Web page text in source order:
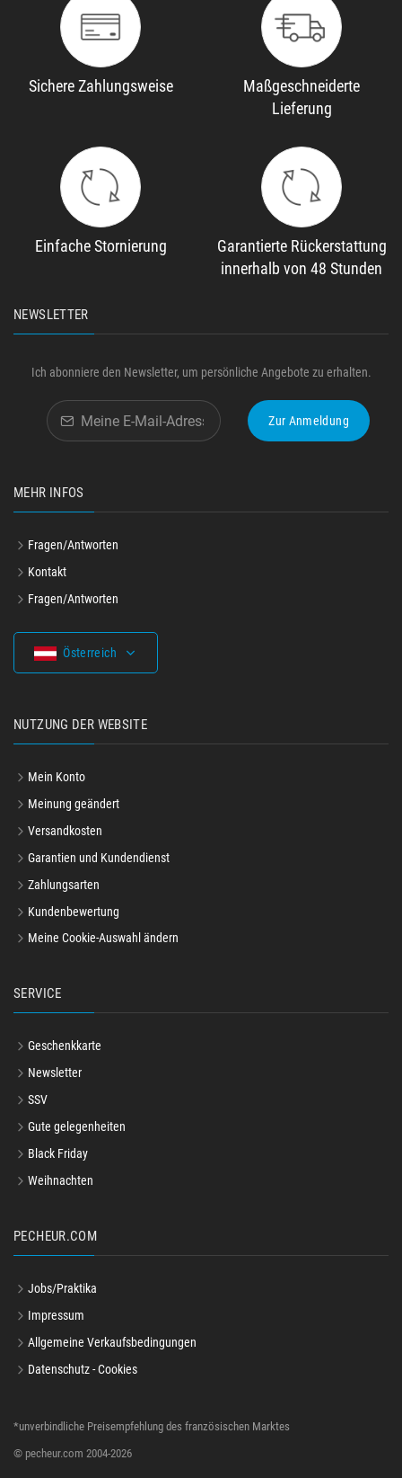
Sichere Zahlungsweise
Maßgeschneiderte
Lieferung
Einfache Stornierung
Garantierte Rückerstattung
innerhalb von 48 Stunden
NEWSLETTER
Ich abonniere den Newsletter, um persönliche Angebote zu erhalten.
Zur Anmeldung
MEHR INFOS
Fragen/Antworten
Kontakt
Fragen/Antworten
Österreich
NUTZUNG DER WEBSITE
Mein Konto
Meinung geändert
Versandkosten
Garantien und Kundendienst
Zahlungsarten
Kundenbewertung
Meine Cookie-Auswahl ändern
SERVICE
Geschenkkarte
Newsletter
SSV
Gute gelegenheiten
Black Friday
Weihnachten
PECHEUR.COM
Jobs/Praktika
Impressum
Allgemeine Verkaufsbedingungen
Datenschutz - Cookies
*unverbindliche Preisempfehlung des französischen Marktes
© pecheur.com 2004-2026